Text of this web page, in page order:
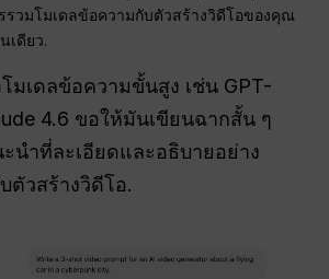
รวมโมเดลข้อความกับตัวสร้างวิดีโอของคุณ
เดียว.
โมเดลข้อความขั้นสูง เช่น GPT-
4.6 ขอให้มันเขียนฉากสั้น ๆ
นำที่ละเอียดและอธิบายอย่าง
ตัวสร้างวิดีโอ.